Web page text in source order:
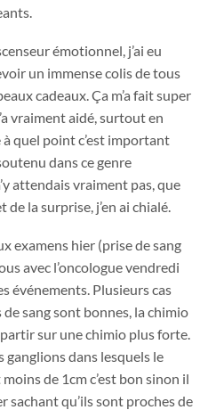
émotionnel, j’ai eu
un immense colis de tous
cadeaux. Ça m’a fait super
vraiment aidé, surtout en
quel point c’est important
dans ce genre
attendais vraiment pas, que
de la surprise, j’en ai chialé.
examens hier (prise de sang
avec l’oncologue vendredi
événements. Plusieurs cas
sang sont bonnes, la chimio
sur une chimio plus forte.
ganglions dans lesquels le
de 1cm c’est bon sinon il
sachant qu’ils sont proches de